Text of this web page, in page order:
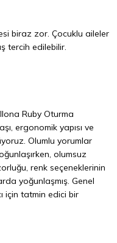
biraz zor. Çocuklu aileler
tercih edilebilir.
Ruby Oturma
ergonomik yapısı ve
Olumlu yorumlar
olumsuz
renk seçeneklerinin
yoğunlaşmış. Genel
için tatmin edici bir